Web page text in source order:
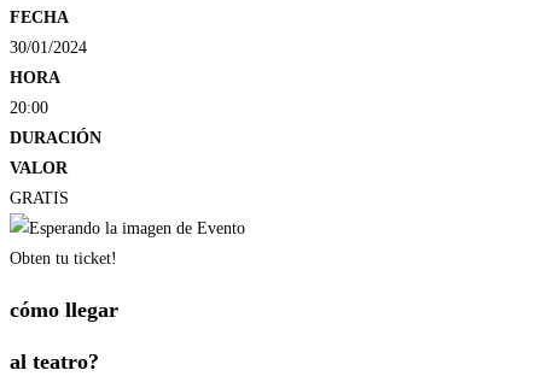
FECHA
30/01/2024
HORA
20:00
DURACIÓN
VALOR
GRATIS
Obten tu ticket!
cómo llegar
al teatro?